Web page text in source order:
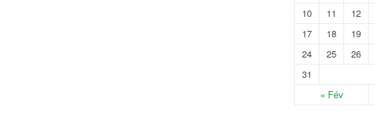
« Fév
10
11 12
17
18 19
24
25 26
31